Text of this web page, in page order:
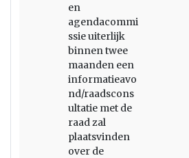
en
agendacommi
ssie uiterlijk
binnen twee
maanden een
informatieavo
nd/raadscons
ultatie met de
raad zal
plaatsvinden
over de